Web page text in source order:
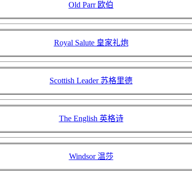
Old Parr 欧伯
Royal Salute 皇家礼炮
Scottish Leader 苏格里德
The English 英格诗
Windsor 温莎